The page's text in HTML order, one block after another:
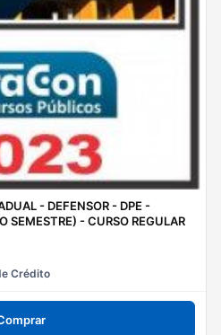
- DEFENSOR - DPE -
SEMESTRE) - CURSO REGULAR
Crédito